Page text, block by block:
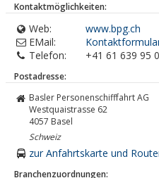
Kontaktmöglichkeiten:
Web:
www.bpg.ch
EMail:
Telefon:
+41 61 639 95
Postadresse:
Basler Personenschifffahrt AG
Westquaistrasse 62
4057 Basel
Schweiz
zur Anfahrtskarte und
Branchenzuordnungen: